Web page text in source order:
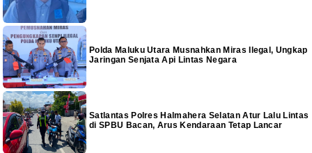
Polda Maluku Utara Musnahkan Miras Ilegal, Ungkap
Jaringan Senjata Api Lintas Negara
Satlantas Polres Halmahera Selatan Atur Lalu Lintas
di SPBU Bacan, Arus Kendaraan Tetap Lancar